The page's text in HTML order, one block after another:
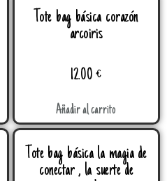
Tote bag básica corazón
arcoiris
12.00€
Añadir al carrito
Tote bag básica la magia de
conectar , la suerte de